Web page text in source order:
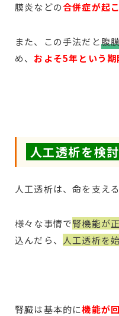
膜炎などの合併症が起
また、この手法だと腹
め、 およそ5年という
人工透析を検
人工透析は、命を支え
様々な事情で腎機能が
込んだら、 人工透析を
腎臓は基本的に機能が